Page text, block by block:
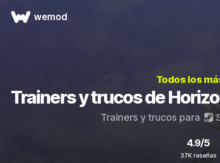
wemod
Todos los
Trainers y trucos de
Trainers y trucos para
4.9/5
37K reseñas